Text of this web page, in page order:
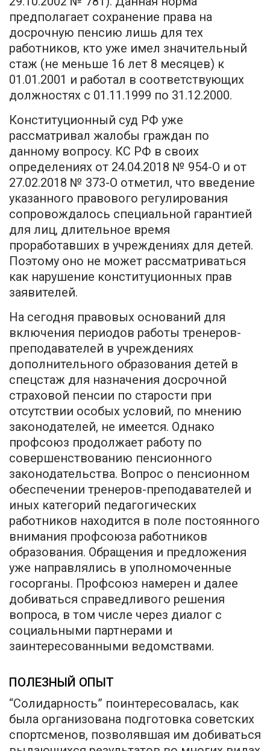
предполагает сохранение права на
досрочную пенсию лишь для тех
работников, кто уже имел значительный
стаж (не меньше 16 лет 8 месяцев) к
01.01.2001 и работал в соответствующих
должностях с 01.11.1999 по 31.12.2000.
Конституционный суд РФ уже
рассматривал жалобы граждан по
данному вопросу. КС РФ в своих
определениях от 24.04.2018 № 954-О и от
27.02.2018 № 373-О отметил, что введение
указанного правового регулирования
сопровождалось специальной гарантией
для лиц, длительное время
проработавших в учреждениях для детей.
Поэтому оно не может рассматриваться
как нарушение конституционных прав
заявителей.
На сегодня правовых оснований для
включения периодов работы тренеров-
преподавателей в учреждениях
дополнительного образования детей в
спецстаж для назначения досрочной
страховой пенсии по старости при
отсутствии особых условий, по мнению
законодателей, не имеется. Однако
профсоюз продолжает работу по
совершенствованию пенсионного
законодательства. Вопрос о пенсионном
обеспечении тренеров-преподавателей и
иных категорий педагогических
работников находится в поле постоянного
внимания профсоюза работников
образования. Обращения и предложения
уже направлялись в уполномоченные
госорганы. Профсоюз намерен и далее
добиваться справедливого решения
вопроса, в том числе через диалог с
социальными партнерами и
заинтересованными ведомствами.
ПОЛЕЗНЫЙ ОПЫТ
“Солидарность” поинтересовалась, как
была организована подготовка советских
спортсменов, позволявшая им добиваться